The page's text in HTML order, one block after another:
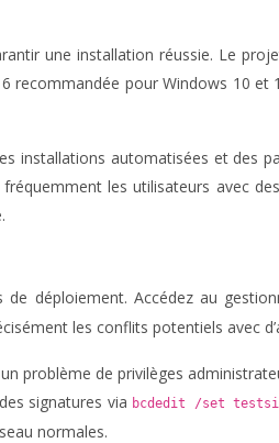
une installation réussie. Le
pour Windows 10
installations automatisées et des
les utilisateurs avec
déploiement. Accédez au
les conflits potentiels avec
problème de privilèges
signatures via bcdedit /set
normales.